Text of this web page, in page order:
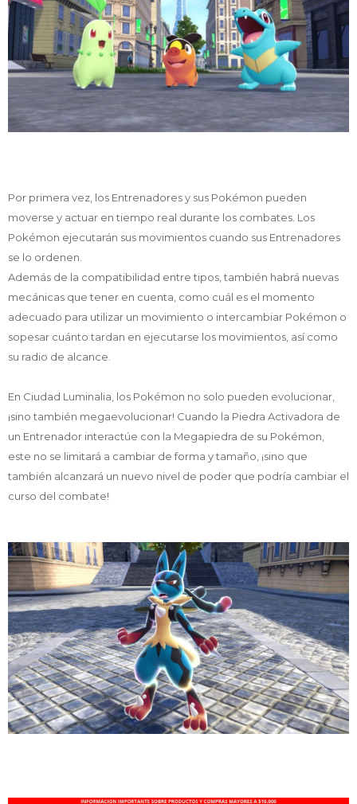
Por primera vez, los Entrenadores y sus Pokémon pueden
moverse y actuar en tiempo real durante los combates. Los
Pokémon ejecutarán sus movimientos cuando sus Entrenadores
se lo ordenen.
Además de la compatibilidad entre tipos, también habrá nuevas
mecánicas que tener en cuenta, como cuál es el momento
adecuado para utilizar un movimiento o intercambiar Pokémon o
sopesar cuánto tardan en ejecutarse los movimientos, así como
su radio de alcance.
En Ciudad Luminalia, los Pokémon no solo pueden evolucionar,
¡sino también megaevolucionar! Cuando la Piedra Activadora de
un Entrenador interactúe con la Megapiedra de su Pokémon,
este no se limitará a cambiar de forma y tamaño, ¡sino que
también alcanzará un nuevo nivel de poder que podría cambiar el
curso del combate!